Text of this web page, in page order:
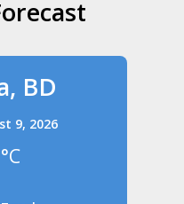
BD
9, 2026
°C